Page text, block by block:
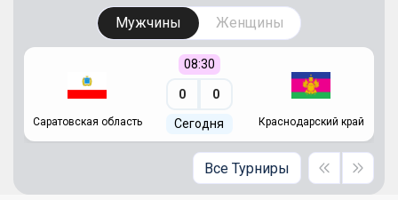
Мужчины Женщины
Саратовская область
08:30
0 0
Сегодня Краснодарский край
Все Турниры